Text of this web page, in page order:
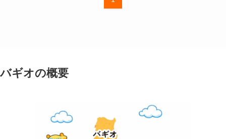
バギオの概要